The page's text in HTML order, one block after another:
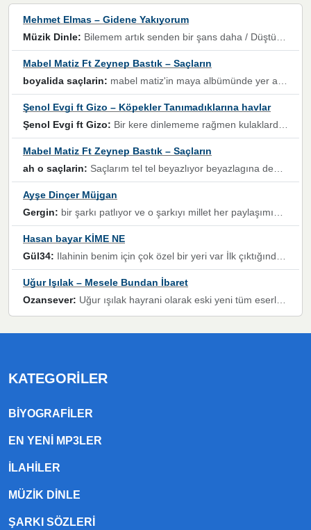
Mehmet Elmas – Gidene Yakıyorum
Müzik Dinle: Bilemem artık senden bir şans daha / Düştüğün zaman ben olmayacağım yanında” dizeleri, artık geçmişin tekrarına izin verilmeyeceğini, kişisel sınırların çizildiğini gösteriyor.
Mabel Matiz Ft Zeynep Bastık – Saçların
boyalida saçlarin: mabel matiz'in maya albümünde yer alan güzellerden. parça da şarkı hani! müzikal altyapısına vurulduğum, sözlerinde kaybolduğum bir parça olmuş.
Şenol Evgi ft Gizo – Köpekler Tanımadıklarına havlar
Şenol Evgi ft Gizo: Bir kere dinlememe rağmen kulaklardan gitmiyor sen sen sen sen kurban ol sen sen sen sen hayran ol yükses ses müzik dinleme sebebisiniz canlar bomba gibi patladınız maşallah
Mabel Matiz Ft Zeynep Bastık – Saçların
ah o saçlarin: Saçlarım tel tel beyazlıyor beyazlagına degil yanımda sen yoksun ona üzülüyorum günler bir bir geçiyor geçen günlere değil sensiz geçen günlere darılıyorum,Dinledikce asla kavusamayacagim ama asla unutamicagim sevdiğim adam için yanar içim
Ayşe Dinçer Müjgan
Gergin: bir şarkı patlıyor ve o şarkıyı millet her paylaşımın altına koyuyor ve öyle bir durum hal alıyor ki şarkıyı dinlemeden şarkıdan bikıyorsun Ama bu enteresan bir şekilde dillere dolanıyor millet olarak seviyoruz dertlerle boğuşurken bir yandan da göbek atmayi))) diyeceklerim bu kadar güzel hoş bir sayfa emeğinize sağlık arkadaşlar kolay gelsin
Hasan bayar KİME NE
Gül34: Ilahinin benim için çok özel bir yeri var İlk çıktığında komşum ne kadar yüksek sesle dinliyorsa orada duymuştum ve YouTube'dan aratıp Bu ilahiyi bulmuştum ve sonra müdavimi oldum günlük Ben de 3-5 kere dinleyip ezberleyip artık ilahiye bende eşlik ediyorum yüksek sesle Allah razı olsun hizmet nimettir Rabbim sizin zahmetlerinize de hayırlı nimetler versin Selam ve dua ile Allah'a emanet olun
Uğur Işılak – Mesele Bundan İbaret
Ozansever: Uğur ışılak hayrani olarak eski yeni tüm eserlerini keyifle huzurla dinleyenlerden birisiyim, emeğine saygı duyan gönül veren bunu en güzel şekilde sevenlerine ulaştıran siz değerli sayfa yöneticilerine de teşekkür ederim
KATEGORILER
BIYOGRAFILER
EN YENI MP3LER
ILAHILER
MÜZIK DINLE
ŞARKI SÖZLERI